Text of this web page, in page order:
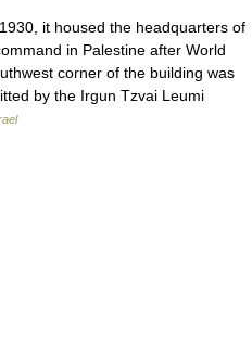
it housed the headquarters of
in Palestine after World
corner of the building was
by the Irgun Tzvai Leumi